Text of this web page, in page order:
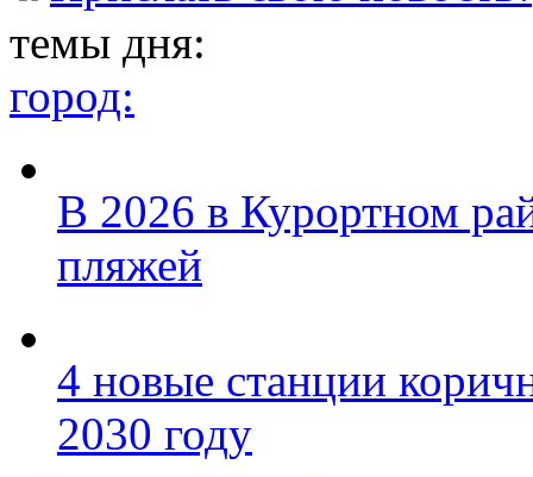
темы дня:
город:
В 2026 в Курортном
пляжей
4 новые станции
2030 году